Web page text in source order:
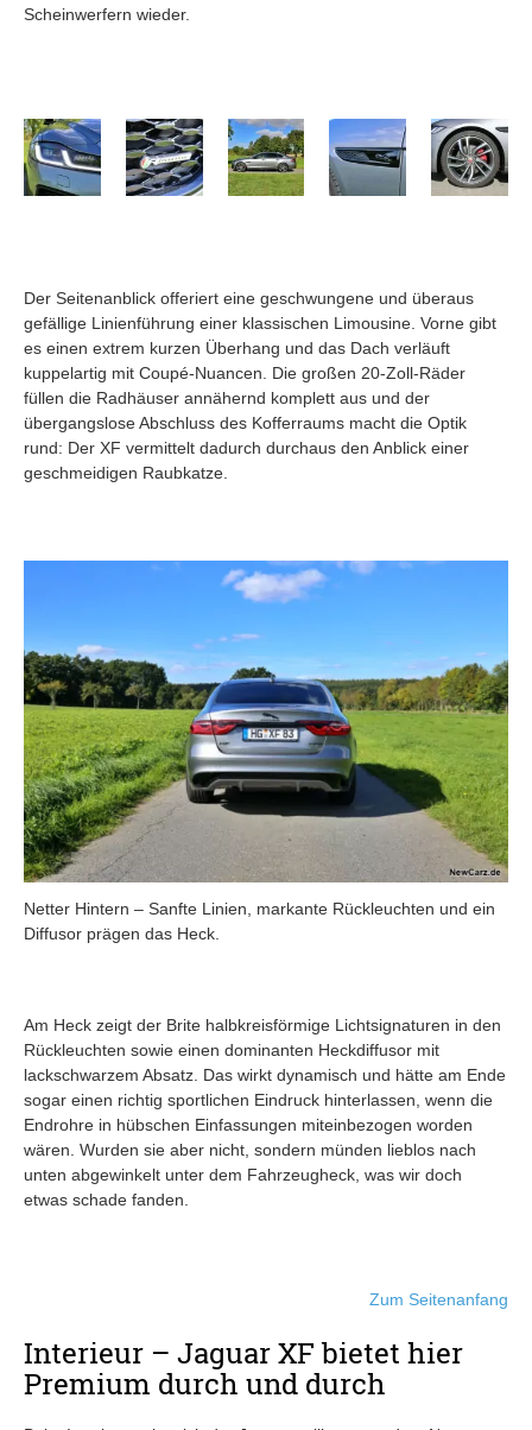
Scheinwerfern wieder.
Der Seitenanblick offeriert eine geschwungene und überaus
gefällige Linienführung einer klassischen Limousine. Vorne gibt
es einen extrem kurzen Überhang und das Dach verläuft
kuppelartig mit Coupé-Nuancen. Die großen 20-Zoll-Räder
füllen die Radhäuser annähernd komplett aus und der
übergangslose Abschluss des Kofferraums macht die Optik
rund: Der XF vermittelt dadurch durchaus den Anblick einer
geschmeidigen Raubkatze.
Netter Hintern – Sanfte Linien, markante Rückleuchten und ein
Diffusor prägen das Heck.
Am Heck zeigt der Brite halbkreisförmige Lichtsignaturen in den
Rückleuchten sowie einen dominanten Heckdiffusor mit
lackschwarzem Absatz. Das wirkt dynamisch und hätte am Ende
sogar einen richtig sportlichen Eindruck hinterlassen, wenn die
Endrohre in hübschen Einfassungen miteinbezogen worden
wären. Wurden sie aber nicht, sondern münden lieblos nach
unten abgewinkelt unter dem Fahrzeugheck, was wir doch
etwas schade fanden.
Zum Seitenanfang
Interieur – Jaguar XF bietet hier
Premium durch und durch